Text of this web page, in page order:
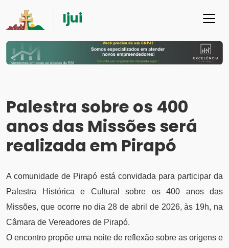
Ijui
Palestra sobre os 400
anos das Missões será
realizada em Pirapó
A comunidade de Pirapó está convidada para participar da
Palestra Histórica e Cultural sobre os 400 anos das
Missões, que ocorre no dia 28 de abril de 2026, às 19h, na
Câmara de Vereadores de Pirapó.
O encontro propõe uma noite de reflexão sobre as origens e